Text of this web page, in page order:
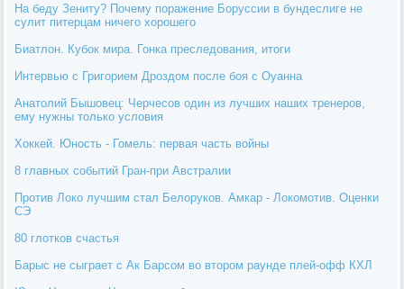
На беду Зениту? Почему поражение Боруссии в бундеслиге не
сулит питерцам ничего хорошего
Биатлон. Кубок мира. Гонка преследования, итоги
Интервью с Григорием Дроздом после боя с Оуанна
Анатолий Бышовец: Черчесов один из лучших наших тренеров,
ему нужны только условия
Хоккей. Юность - Гомель: первая часть войны
8 главных событий Гран-при Австралии
Против Локо лучшим стал Белоруков. Амкар - Локомотив. Оценки
СЭ
80 глотков счастья
Барыс не сыграет с Ак Барсом во втором раунде плей-офф КХЛ